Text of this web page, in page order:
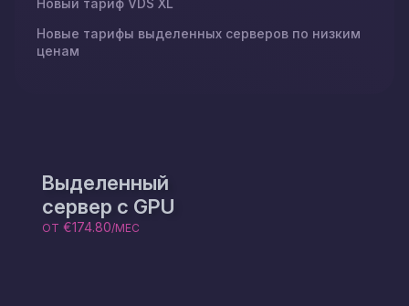
Новый тариф VDS XL
Новые тарифы выделенных серверов по низким
ценам
Выделенный
сервер с GPU
ОТ €174.80/МЕС